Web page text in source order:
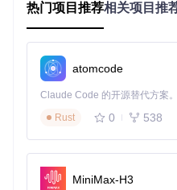
如果传感器是无人机的"感官"
脑"。这个系统需要实时处理
驱动电机执行动作。ESP32
化设计，各部分既独立工作又
状态估计：无人机的"空间定
当你闭上眼睛仍能感知自己
自内耳、视觉和肌肉的信息
的工作，它接收来自各种传
无人机当前的位置、速度和姿
热门项目推荐相关项目推
atomcode
Rust
0 538
MiniMax-H3